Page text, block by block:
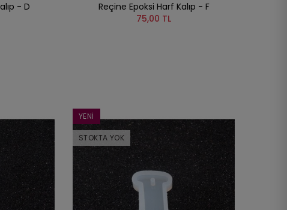
- D
Reçine Epoksi Harf Kalıp - F
75,00 TL
YENI
STOKTA YOK